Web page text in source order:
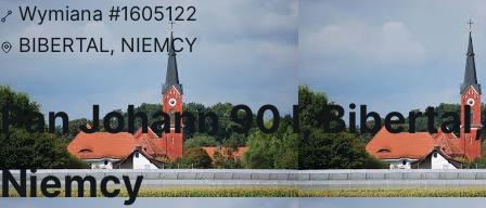
Wymiana #1605122
BIBERTAL, NIEMCY
Pan Johann 90 l, Bibertal,
Niemcy